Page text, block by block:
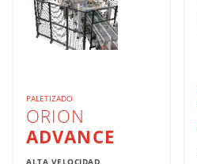
PALETIZADO
ORION
ADVANCE
ALTA VELOCIDAD